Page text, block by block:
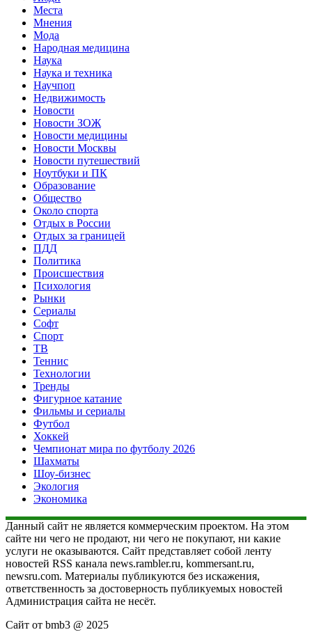
Места
Мнения
Мода
Народная медицина
Наука
Наука и техника
Научпоп
Недвижимость
Новости
Новости ЗОЖ
Новости медицины
Новости Москвы
Новости путешествий
Ноутбуки и ПК
Образование
Общество
Около спорта
Отдых в России
Отдых за границей
ПДД
Политика
Происшествия
Психология
Рынки
Сериалы
Софт
Спорт
ТВ
Теннис
Технологии
Тренды
Фигурное катание
Фильмы и сериалы
Футбол
Хоккей
Чемпионат мира по футболу 2026
Шахматы
Шоу-бизнес
Экология
Экономика
Данный сайт не является коммерческим проектом. На этом
сайте ни чего не продают, ни чего не покупают, ни какие
услуги не оказываются. Сайт представляет собой ленту
новостей RSS канала news.rambler.ru, kommersant.ru,
newsru.com. Материалы публикуются без искажения,
ответственность за достоверность публикуемых новостей
Администрация сайта не несёт.
Сайт от bmb3 @ 2025